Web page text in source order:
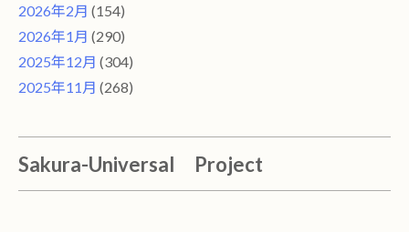
2026年2月 (154)
2026年1月 (290)
2025年12月 (304)
2025年11月 (268)
Sakura-Universal Project